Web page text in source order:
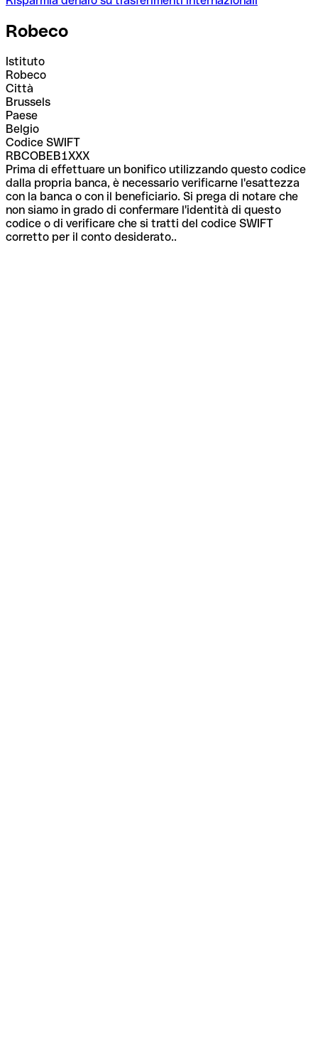
Robeco
Istituto
Robeco
Città
Brussels
Paese
Belgio
Codice SWIFT
RBCOBEB1XXX
Prima di effettuare un bonifico utilizzando questo codice
dalla propria banca, è necessario verificarne l'esattezza
con la banca o con il beneficiario. Si prega di notare che
non siamo in grado di confermare l'identità di questo
codice o di verificare che si tratti del codice SWIFT
corretto per il conto desiderato..